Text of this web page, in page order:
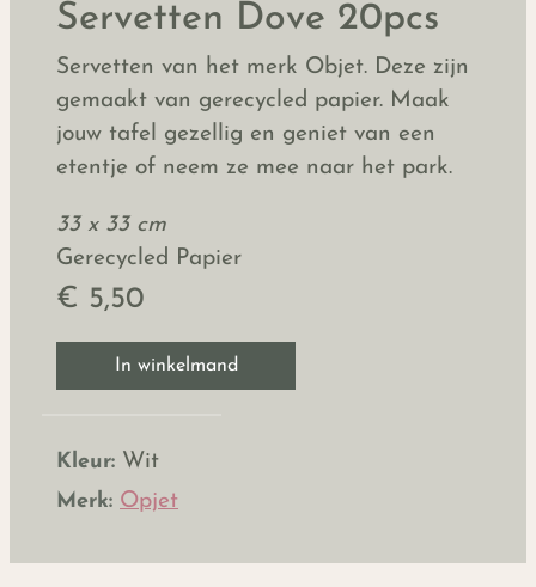
Servetten Dove 20pcs
Servetten van het merk Objet. Deze zijn
gemaakt van gerecycled papier. Maak
jouw tafel gezellig en geniet van een
etentje of neem ze mee naar het park.
33 x 33 cm
Gerecycled Papier
€ 5,50
In winkelmand
Kleur: Wit
Merk: Opjet